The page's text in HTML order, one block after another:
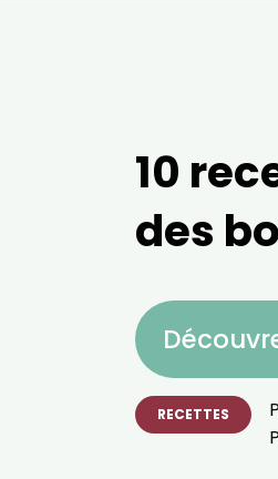
10
des
RECETTES